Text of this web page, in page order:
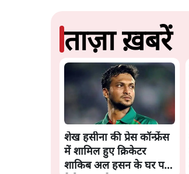
ताज़ा ख़बरें
शेख हसीना की प्रेस कॉन्फ्रेंस
में शामिल हुए क्रिकेटर
शाकिब अल हसन के घर पर